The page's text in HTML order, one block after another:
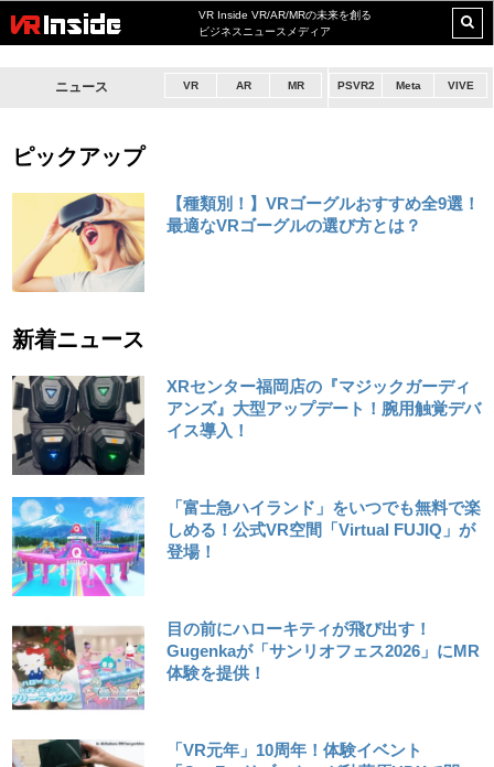
VR Inside VR/AR/MRの未来を創る
ビジネスニュースメディア
ニュース VR AR MR PSVR2 Meta VIVE
ピックアップ
【種類別！】VRゴーグルおすすめ全9選！
最適なVRゴーグルの選び方とは？
新着ニュース
XRセンター福岡店の『マジックガーディ
アンズ』大型アップデート！腕用触覚デバ
イス導入！
「富士急ハイランド」をいつでも無料で楽
しめる！公式VR空間「Virtual FUJIQ」が
登場！
目の前にハローキティが飛び出す！
Gugenkaが「サンリオフェス2026」にMR
体験を提供！
「VR元年」10周年！体験イベント